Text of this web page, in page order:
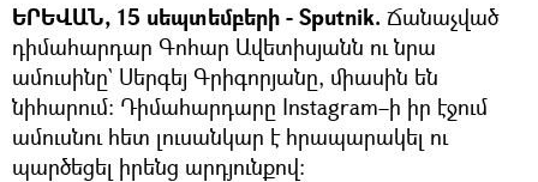
ԵՐԵՎԱՆ, 15 սեպտեմբերի - Sputnik. Ճանաչված
դիմահարդար Գոհար Ավետիսյանն ու նրա
ամուսինը` Սերգեյ Գրիգորյանը, միասին են
նիհարում։ Դիմահարդարը Instagram–ի իր էջում
ամուսնու հետ լուսանկար է հրապարակել ու
պարծեցել իրենց արդյունքով։